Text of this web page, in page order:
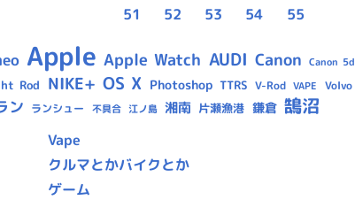
51
52 53 54 55
Apple Apple Watch AUDI Canon Canon 5d
Rod NIKE+ OS X Photoshop TTRS V-Rod VAPE Volvo
ン ランシュー 不具合 江ノ島 湘南 片瀬漁港 鎌倉 鵠沼
Vape
クルマとかバイクとか
ゲーム